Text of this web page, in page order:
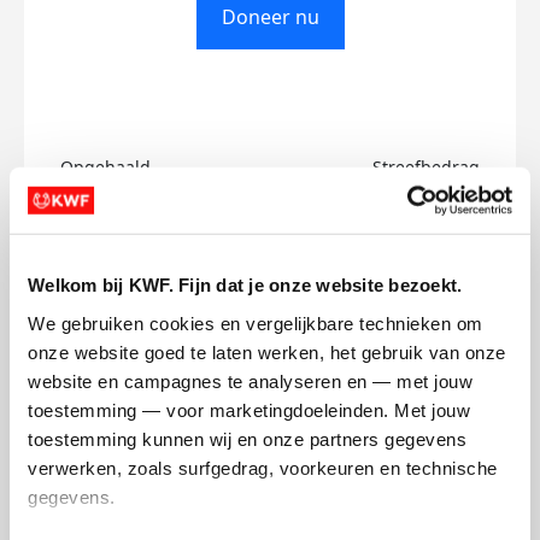
Welkom bij KWF. Fijn dat je onze website bezoekt.
We gebruiken cookies en vergelijkbare technieken om
onze website goed te laten werken, het gebruik van onze
website en campagnes te analyseren en — met jouw
toestemming — voor marketingdoeleinden. Met jouw
toestemming kunnen wij en onze partners gegevens
verwerken, zoals surfgedrag, voorkeuren en technische
gegevens.
Doneer nu
Opgehaald
€0
Streefbedrag
€750
Hafasa's badges